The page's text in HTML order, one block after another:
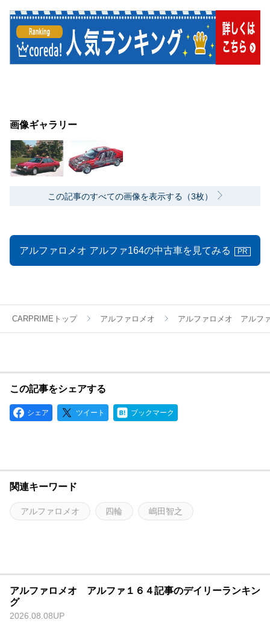
画像ギャラリー
この記事のすべての画像を表示する（3枚）
アルファロメオ アルファ164の中古車を見てみる PR
CARPRIMEトップ アルファロメオ アルファロメオ アルフ
この記事をシェアする
シェア ツイート ブックマーク
関連キーワード
アルファロメオ 四輪 嶋田智之
アルファロメオ アルファ１６４記事のデイリーランキン
グ
2026.08.08UP